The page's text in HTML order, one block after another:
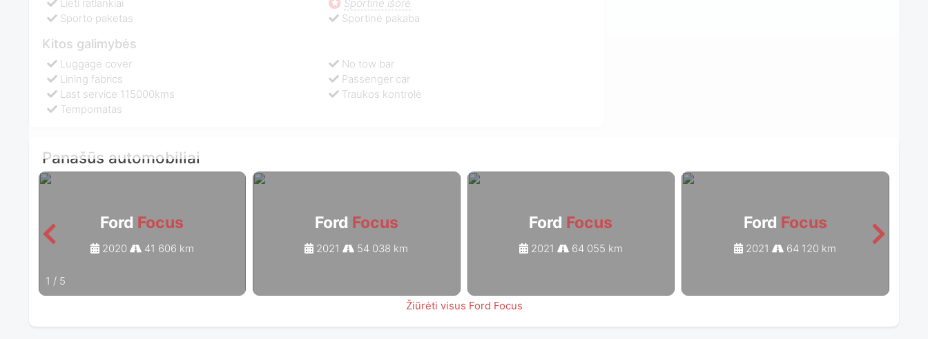
Lieti ratlankiai
Sportinė išorė
Sporto paketas
Sportinė pakaba
Kitos galimybės
Luggage cover
Lining fabrics
No tow bar
Passenger car
Last service 115000kms
Tempomatas
Traukos kontrolė
Panašūs automobiliai
Ford Focus
2020 41 606 km
Ford Focus
2021 54 038 km
Ford Focus
2021 64 055 km
Ford Focus
2021 64 120 km
1 / 5
Žiūrėti visus Ford Focus